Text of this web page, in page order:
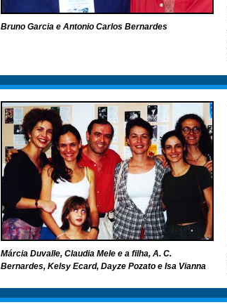
Bruno Garcia e Antonio Carlos Bernardes
Márcia Duvalle, Claudia Mele e a filha, A. C.
Bernardes, Kelsy Ecard, Dayze Pozato e Isa Vianna